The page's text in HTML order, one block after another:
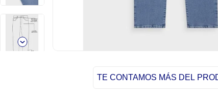
TE CONTAMOS MÁS DEL